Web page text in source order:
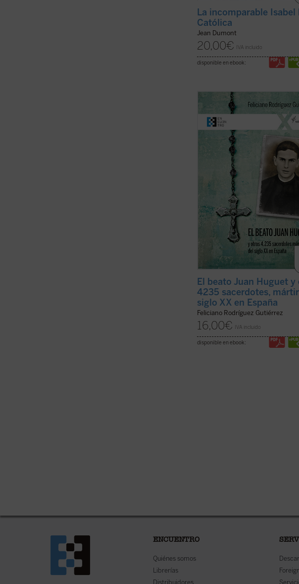
La incomparable Isabel
Católica
Jean Dumont
20,00€ IVA incluido
disponible en ebook:
Este es el primer libro sobre los
sacerdotes y seminaristas
siglo XX en España. Pequeña, pero
hermosa y precisa herramienta
conocer una gran historia. Los
del siglo XX son testigos
la causa del ...
El beato Juan Huguet y
4235 sacerdotes,
siglo XX en España
Feliciano Rodríguez Gutiérrez
16,00€ IVA incluido
disponible en ebook:
ENCUENTRO
Quiénes somos
Librerías
Distribuidores